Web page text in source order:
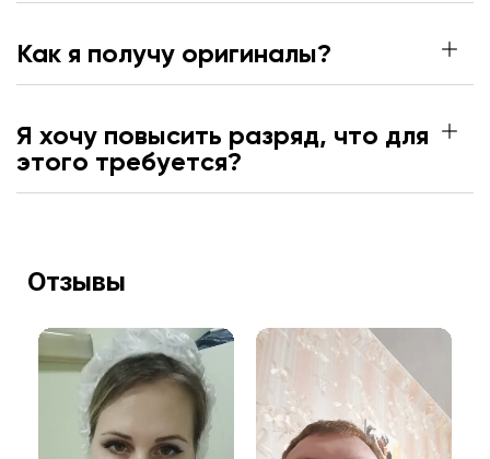
Как я получу оригиналы?
Я хочу повысить разряд, что для
этого требуется?
Отзывы